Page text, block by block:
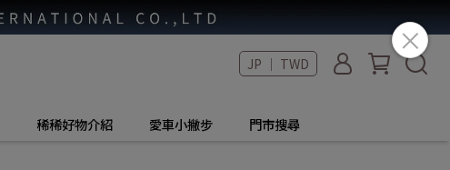
JP ｜ TWD
稀稀好物介紹 愛車小撇步 門市搜尋